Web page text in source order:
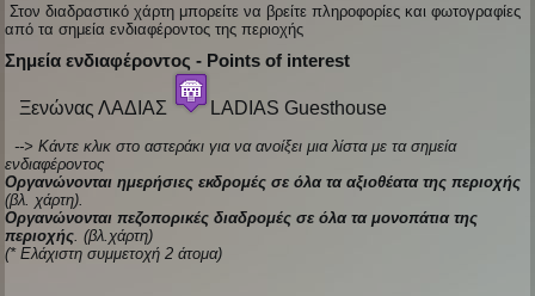
Στον διαδραστικό χάρτη μπορείτε να βρείτε πληροφορίες και φωτογραφίες
από τα σημεία ενδιαφέροντος της περιοχής
Σημεία ενδιαφέροντος - Points of interest
Ξενώνας ΛΑΔΙΑΣ LADIAS Guesthouse
--> Κάντε κλικ στο αστεράκι για να ανοίξει μια λίστα με τα σημεία
ενδιαφέροντος
Οργανώνονται ημερήσιες εκδρομές σε όλα τα αξιοθέατα της περιοχής
(βλ. χάρτη).
Οργανώνονται πεζοπορικές διαδρομές σε όλα τα μονοπάτια της
περιοχής . (βλ.χάρτη)
(* Ελάχιστη συμμετοχή 2 άτομα)